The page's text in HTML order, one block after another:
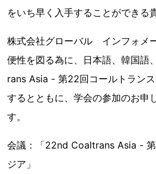
をいち早く入手することができる
株式会社グローバル インフォメ
便性を図る為に、日本語、韓国
rans Asia - 第22回コールトラン
するとともに、学会の参加のお申
す。
会議：「22nd Coaltrans Asia -
ジア」